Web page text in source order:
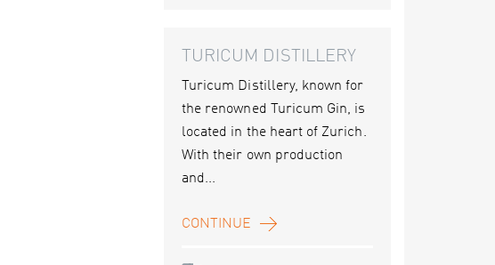
TURICUM DISTILLERY
Turicum Distillery, known for
the renowned Turicum Gin, is
located in the heart of Zurich.
With their own production
and...
CONTINUE